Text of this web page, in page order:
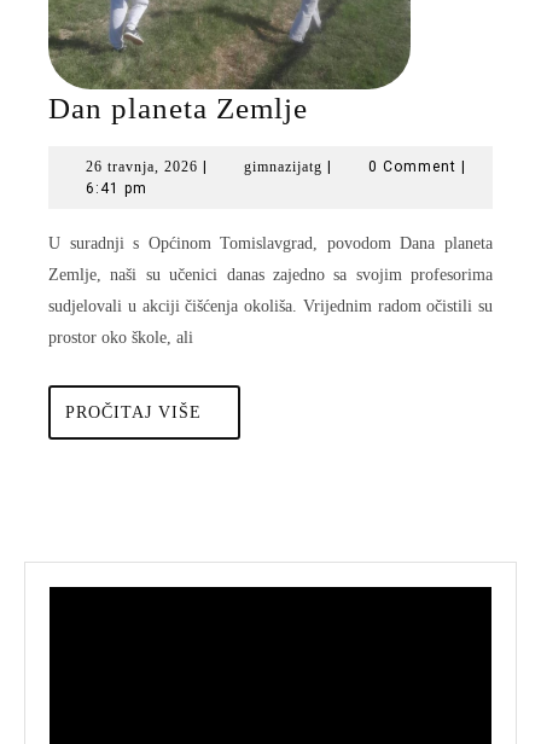
Dan planeta Zemlje
Zemlje
26 travnja, 2026 26| gimnazijatg gimnazijatg
| 0 Comment |
6:41 pm
U suradnji s Općinom Tomislavgrad, povodom Dana planeta
Zemlje, naši su učenici danas zajedno sa svojim profesorima
sudjelovali u akciji čišćenja okoliša. Vrijednim radom očistili su
prostor oko škole, ali
PROČITAJ VIŠE
VIŠE